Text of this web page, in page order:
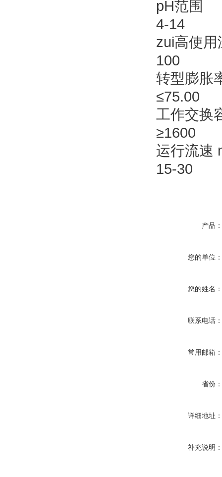
pH范围
4-14
zui高使用
100
转型膨胀
≤75.00
工作交换
≥1600
运行流速
15-30
产品：
您的单位：
您的姓名：
联系电话：
常用邮箱：
省份：
详细地址：
补充说明：